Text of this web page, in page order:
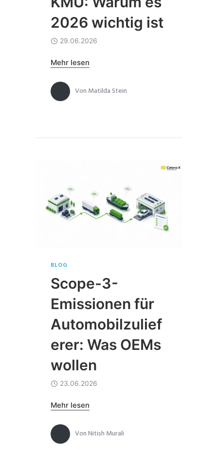
2026 wichtig ist
29.06.2026
Mehr lesen
Von Matilda Stein
BLOG
Scope-3-
Emissionen für
Automobilzulief
erer: Was OEMs
wollen
23.06.2026
Mehr lesen
VonNitish Murali